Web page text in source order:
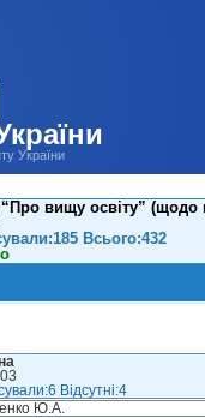
України
вищу освіту” (щодо
Всього:432
Відсутні:4
Ю.А.